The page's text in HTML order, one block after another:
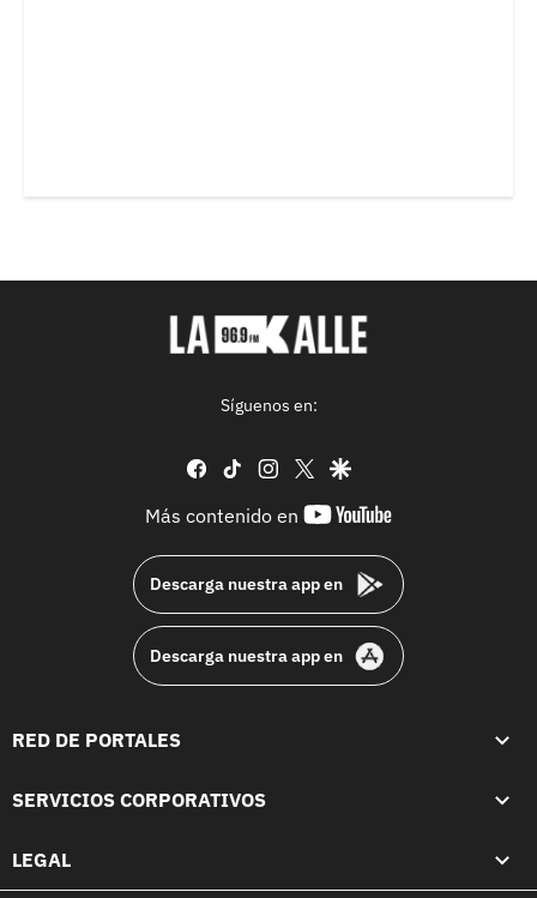
Síguenos en:
facebook
tiktok instagram
twittergoogle
Más contenido en
youtube-
Descarga nuestra app en
Descarga nuestra app en
RED DE PORTALES
SERVICIOS CORPORATIVOS
LEGAL